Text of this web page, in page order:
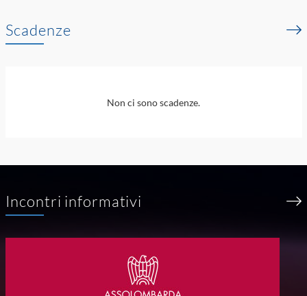
Scadenze
Non ci sono scadenze.
Incontri informativi